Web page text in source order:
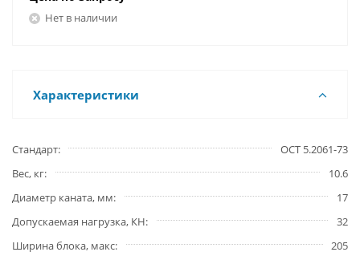
Нет в наличии
Характеристики
Стандарт
ОСТ 5.2061-73
Вес, кг
10.6
Диаметр каната, мм
17
Допускаемая нагрузка, КН
32
Ширина блока, макс
205